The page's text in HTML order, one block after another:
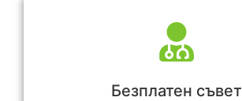
Безплатен съвет